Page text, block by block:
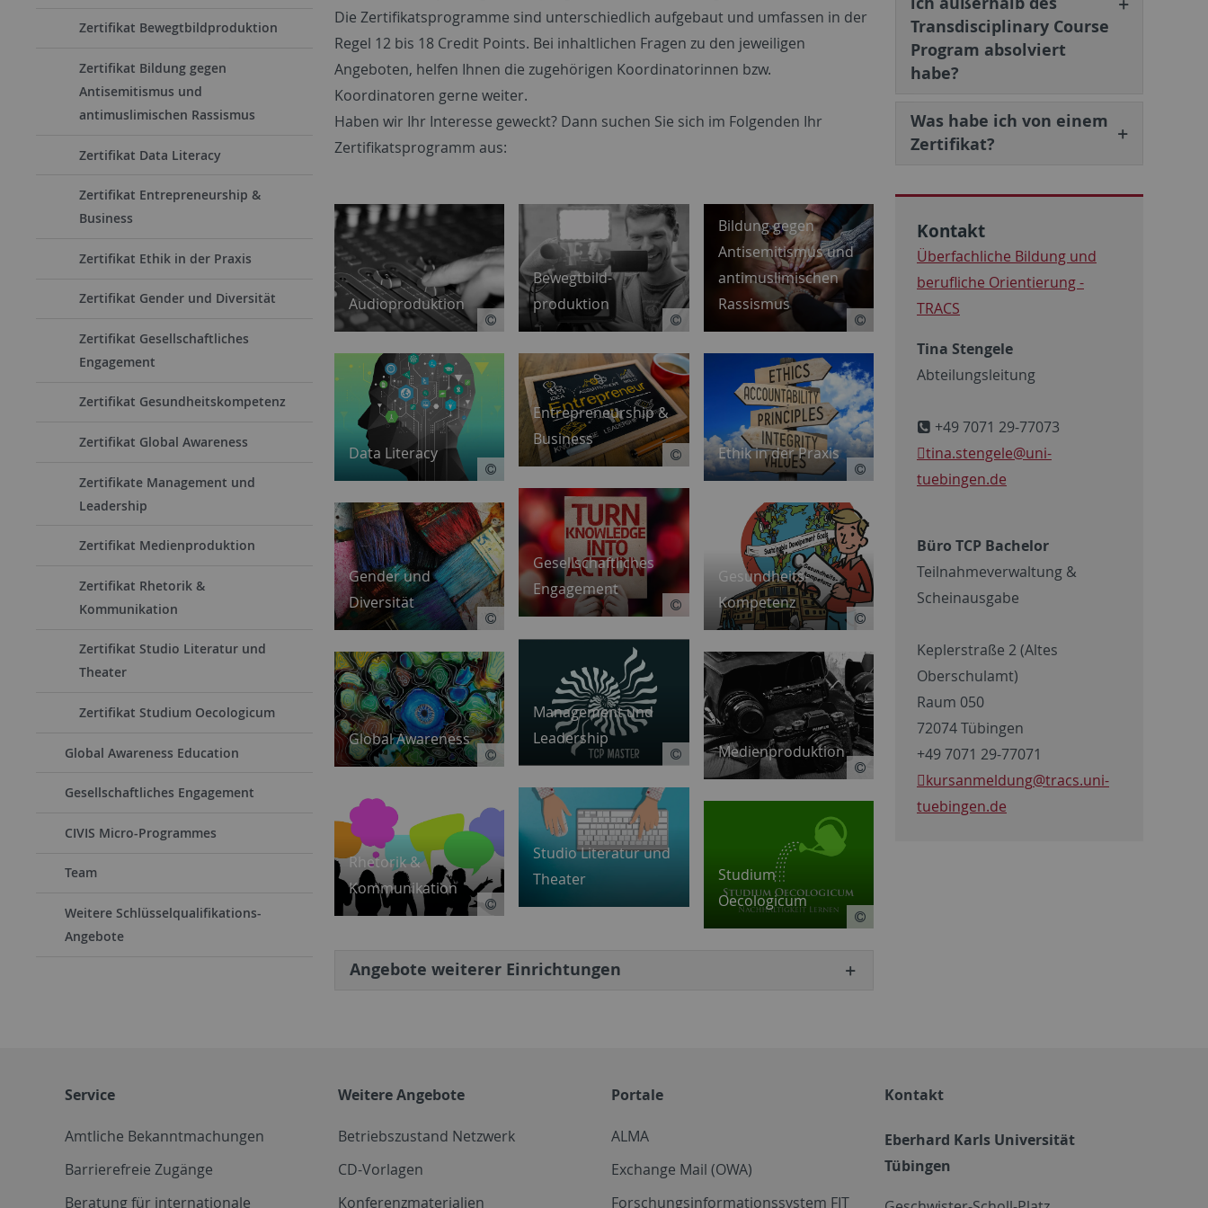
Zertifikat Bewegtbildproduktion
Zertifikat Bildung gegen
Antisemitismus und
antimuslimischen Rassismus
Zertifikat Data Literacy
Zertifikat Entrepreneurship &
Business
Zertifikat Ethik in der Praxis
Zertifikat Gender und Diversität
Zertifikat Gesellschaftliches
Engagement
Zertifikat Gesundheitskompetenz
Zertifikat Global Awareness
Zertifikate Management und
Leadership
Zertifikat Medienproduktion
Zertifikat Rhetorik &
Kommunikation
Zertifikat Studio Literatur und
Theater
Zertifikat Studium Oecologicum
Global Awareness Education
Gesellschaftliches Engagement
CIVIS Micro-Programmes
Team
Weitere Schlüsselqualifikations-
Angebote
Die Zertifikatsprogramme sind unterschiedlich aufgebaut und umfassen in der
Regel 12 bis 18 Credit Points. Bei inhaltlichen Fragen zu den jeweiligen
Angeboten, helfen Ihnen die zugehörigen Koordinatorinnen bzw.
Koordinatoren gerne weiter.
Haben wir Ihr Interesse geweckt? Dann suchen Sie sich im Folgenden Ihr
Zertifikatsprogramm aus:
Audioproduktion
Data Literacy
Gender und
Diversität
Global Awareness
Rhetorik &
Kommunikation
Bewegtbild-
produktion
Entrepreneurship &
Business
Gesellschaftliches
Engagement
Management und
Leadership
Studio Literatur und
Theater
Bildung gegen
Antisemitismus und
antimuslimischen
Rassismus
Ethik in der Praxis
Gesundheits-
Kompetenz
Medienproduktion
Studium
Oecologicum
Angebote weiterer Einrichtungen
Transdisciplinary Course
Program absolviert
habe?
Was habe ich von einem
Zertifikat?
Kontakt
Überfachliche Bildung und
berufliche Orientierung -
TRACS
Tina Stengele
Abteilungsleitung
+49 7071 29-77073
tina.stengele@uni-
tuebingen.de
Büro TCP Bachelor
Teilnahmeverwaltung &
Scheinausgabe
Keplerstraße 2 (Altes
Oberschulamt)
Raum 050
72074 Tübingen
+49 7071 29-77071
kursanmeldung@tracs.uni-
tuebingen.de
Service
Amtliche Bekanntmachungen
Barrierefreie Zugänge
Beratung für internationale
Weitere Angebote
Betriebszustand Netzwerk
CD-Vorlagen
Konferenzmaterialien
Portale
ALMA
Exchange Mail (OWA)
Forschungsinformationssystem FIT
Kontakt
Eberhard Karls Universität
Tübingen